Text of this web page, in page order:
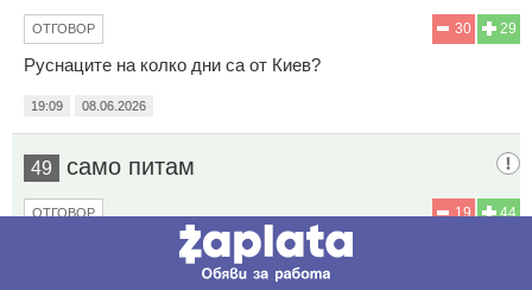
29
30
ОТГОВОР
Руснаците на колко дни са от Киев?
19:09 08.06.2026
49 само питам
44
19
ОТГОВОР
Ами тогава защо молят Путин за мир????!!
Нещо не се връзва, бе г-да миси. рки